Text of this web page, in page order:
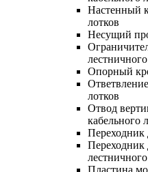
Настенный
лотков
Несущий
Опорный
лотков
Отвод
кабельного
Переходник
Переходник
Пластина